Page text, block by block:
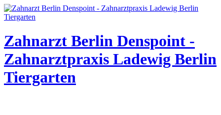
Zahnarzt Berlin Denspoint -
Zahnarztpraxis Ladewig Berlin
Tiergarten